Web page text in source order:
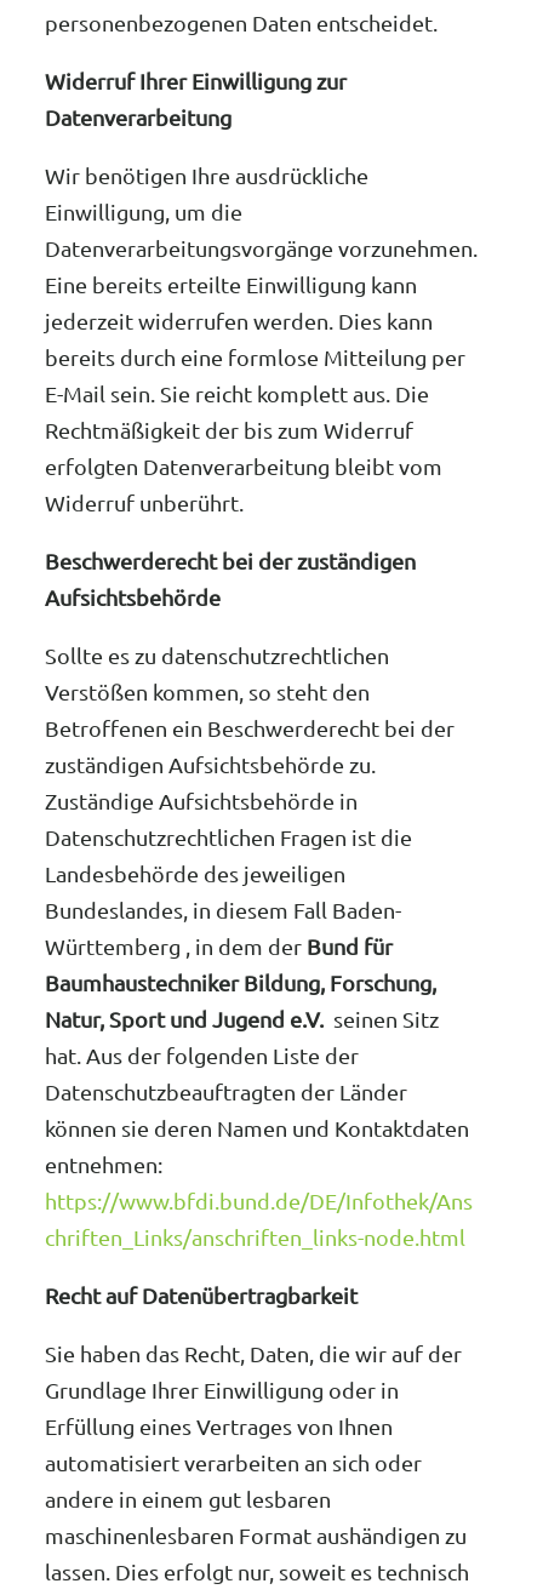
personenbezogenen Daten entscheidet.
Widerruf Ihrer Einwilligung zur
Datenverarbeitung
Wir benötigen Ihre ausdrückliche
Einwilligung, um die
Datenverarbeitungsvorgänge vorzunehmen.
Eine bereits erteilte Einwilligung kann
jederzeit widerrufen werden. Dies kann
bereits durch eine formlose Mitteilung per
E-Mail sein. Sie reicht komplett aus. Die
Rechtmäßigkeit der bis zum Widerruf
erfolgten Datenverarbeitung bleibt vom
Widerruf unberührt.
Beschwerderecht bei der zuständigen
Aufsichtsbehörde
Sollte es zu datenschutzrechtlichen
Verstößen kommen, so steht den
Betroffenen ein Beschwerderecht bei der
zuständigen Aufsichtsbehörde zu.
Zuständige Aufsichtsbehörde in
Datenschutzrechtlichen Fragen ist die
Landesbehörde des jeweiligen
Bundeslandes, in diesem Fall Baden-
Württemberg , in dem der Bund für
Baumhaustechniker Bildung, Forschung,
Natur, Sport und Jugend e.V. seinen Sitz
hat. Aus der folgenden Liste der
Datenschutzbeauftragten der Länder
können sie deren Namen und Kontaktdaten
entnehmen:
https://www.bfdi.bund.de/DE/Infothek/Ans
chriften_Links/anschriften_links-node.html
Recht auf Datenübertragbarkeit
Sie haben das Recht, Daten, die wir auf der
Grundlage Ihrer Einwilligung oder in
Erfüllung eines Vertrages von Ihnen
automatisiert verarbeiten an sich oder
andere in einem gut lesbaren
maschinenlesbaren Format aushändigen zu
lassen. Dies erfolgt nur, soweit es technisch